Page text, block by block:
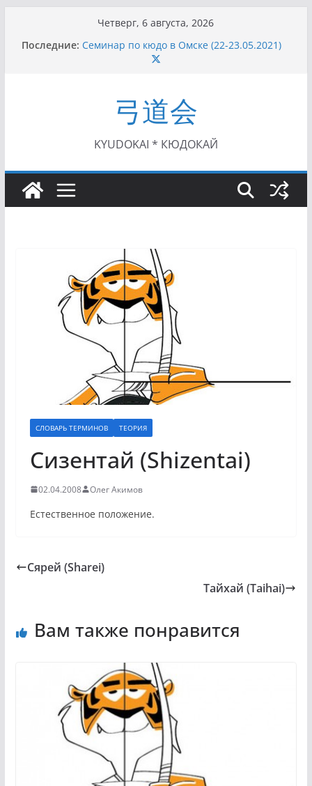
содержимому
Четверг, 6 августа, 2026
Последние: Семинар по кюдо в Омске (22-23.05.2021)
Чемпионат Росcии, Дёмино (2-5.09.2021)
II Кубок Посла Японии в России по Кюдо,
Орёл (25.07.2021)
I этап Кубка Московской области по Кюдо /
Сейдокан II (27.06.2021)
弓道会
KYUDOKAI * КЮДОКАЙ
СЛОВАРЬ ТЕРМИНОВ ТЕОРИЯ
Сизентай (Shizentai)
02.04.2008 Олег Акимов
Естественное положение.
Сярей (Sharei)
Тайхай (Taihai)
Вам также понравится